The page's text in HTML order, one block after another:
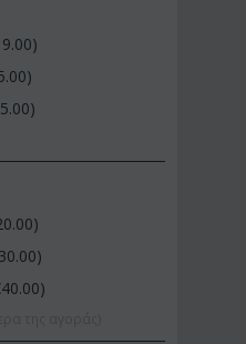
)
)
)
)
30.00)
40.00)